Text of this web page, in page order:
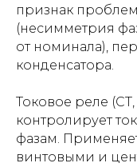
признак
(несимметрия
от номинала),
конденсатора.
Токовое реле
контролирует
фазам.
винтовыми и